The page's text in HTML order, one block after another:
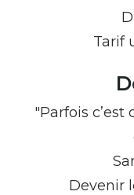
Tarif
"Parfois
Devenir